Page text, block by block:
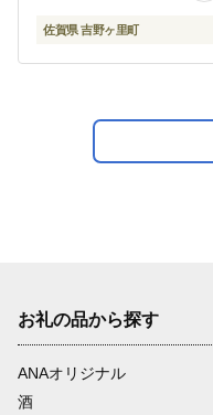
佐賀県 吉野ヶ里町
お礼の品から探す
ANAオリジナル
酒